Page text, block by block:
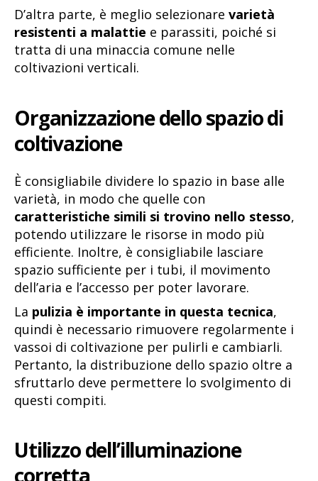
D’altra parte, è meglio selezionare varietà
resistenti a malattie e parassiti, poiché si
tratta di una minaccia comune nelle
coltivazioni verticali.
Organizzazione dello spazio di
coltivazione
È consigliabile dividere lo spazio in base alle
varietà, in modo che quelle con
caratteristiche simili si trovino nello stesso,
potendo utilizzare le risorse in modo più
efficiente. Inoltre, è consigliabile lasciare
spazio sufficiente per i tubi, il movimento
dell’aria e l’accesso per poter lavorare.
La pulizia è importante in questa tecnica,
quindi è necessario rimuovere regolarmente i
vassoi di coltivazione per pulirli e cambiarli.
Pertanto, la distribuzione dello spazio oltre a
sfruttarlo deve permettere lo svolgimento di
questi compiti.
Utilizzo dell’illuminazione
corretta